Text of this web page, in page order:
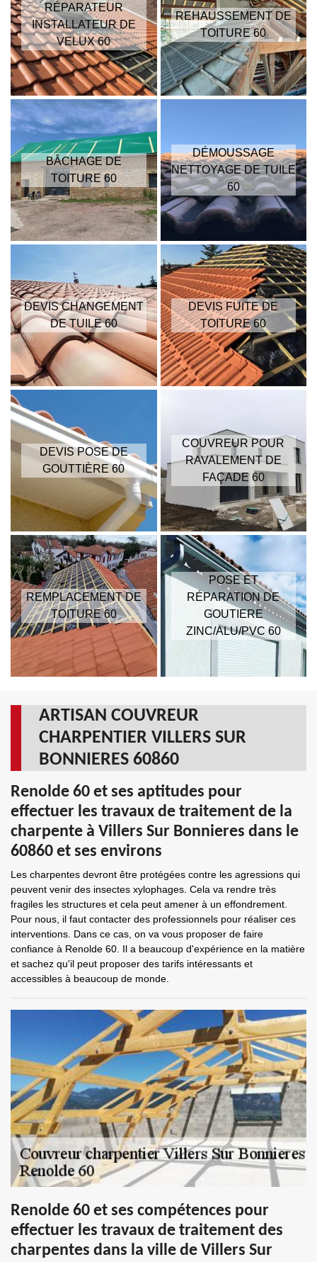
RÉPARATEUR
INSTALLATEUR DE
VELUX 60
REHAUSSEMENT DE
TOITURE 60
BÂCHAGE DE
TOITURE 60
DÉMOUSSAGE
NETTOYAGE DE TUILE
60
DEVIS CHANGEMENT
DE TUILE 60
DEVIS FUITE DE
TOITURE 60
DEVIS POSE DE
GOUTTIÈRE 60
COUVREUR POUR
RAVALEMENT DE
FAÇADE 60
REMPLACEMENT DE
TOITURE 60
POSE ET
RÉPARATION DE
GOUTIERE
ZINC/ALU/PVC 60
ARTISAN COUVREUR
CHARPENTIER VILLERS SUR
BONNIERES 60860
Renolde 60 et ses aptitudes pour
effectuer les travaux de traitement de la
charpente à Villers Sur Bonnieres dans le
60860 et ses environs
Les charpentes devront être protégées contre les agressions qui
peuvent venir des insectes xylophages. Cela va rendre très
fragiles les structures et cela peut amener à un effondrement.
Pour nous, il faut contacter des professionnels pour réaliser ces
interventions. Dans ce cas, on va vous proposer de faire
confiance à Renolde 60. Il a beaucoup d'expérience en la matière
et sachez qu'il peut proposer des tarifs intéressants et
accessibles à beaucoup de monde.
Renolde 60 et ses compétences pour
effectuer les travaux de traitement des
charpentes dans la ville de Villers Sur